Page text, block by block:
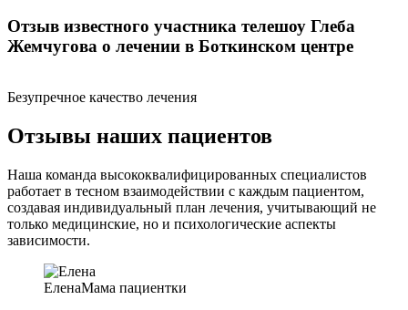
Отзыв известного участника телешоу Глеба
Жемчугова о лечении в Боткинском центре
Безупречное качество лечения
Отзывы наших пациентов
Наша команда высококвалифицированных специалистов
работает в тесном взаимодействии с каждым пациентом,
создавая индивидуальный план лечения, учитывающий не
только медицинские, но и психологические аспекты
зависимости.
ЕленаМама пациентки